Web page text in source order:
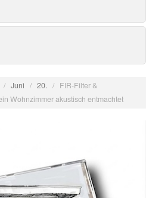
/ Juni / 20. / FIR-Filter &
Wohnzimmer akustisch entmachtet